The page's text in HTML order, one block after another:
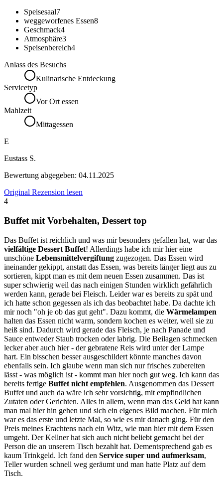
Speisesaal7
weggeworfenes Essen8
Geschmack4
Atmosphäre3
Speisenbereich4
Anlass des Besuchs
Kulinarische Entdeckung
Servicetyp
Vor Ort essen
Mahlzeit
Mittagessen
E
Eustass S.
Bewertung abgegeben: 04.11.2025
Original Rezension lesen
4
Buffet mit Vorbehalten, Dessert top
Das Buffet ist reichlich und was mir besonders gefallen hat, war das
vielfältige Dessert Buffet! Allerdings habe ich mir hier eine
unschöne Lebensmittelvergiftung zugezogen. Das Essen wird
ineinander gekippt, anstatt das Essen, was bereits länger liegt aus zu
sortieren, kippt man es mit dem neuen Essen zusammen. Das ist
super schwierig weil das nach einigen Stunden wirklich gefährlich
werden kann, gerade bei Fleisch. Leider war es bereits zu spät und
ich hatte schon gegessen als ich das beobachtet habe. Da dachte ich
mir noch "oh je ob das gut geht". Dazu kommt, die Wärmelampen
halten das Essen nicht warm, sondern kochen es weiter, weil sie zu
heiß sind. Dadurch wird gerade das Fleisch, je nach Panade und
Sauce entweder Staub trocken oder labrig. Die Beilagen schmecken
lecker aber auch hier - der gebratene Reis wird unter der Lampe
hart. Ein bisschen besser ausgeschildert könnte manches davon
ebenfalls sein. Ich glaube wenn man sich nur frisches zubereiten
lässt - was möglich ist - kommt man hier noch gut weg. Ich kann das
bereits fertige Buffet nicht empfehlen. Ausgenommen das Dessert
Buffet und auch da wäre ich sehr vorsichtig, mit empfindlichen
Zutaten oder Gerichten. Alles in allem, wenn man das Geld hat kann
man mal hier hin gehen und sich ein eigenes Bild machen. Für mich
war es das erste und letzte Mal, so wie es mir danach ging. Für den
Preis meines Erachtens nach ein Witz, wie man hier mit dem Essen
umgeht. Der Kellner hat sich auch nicht beliebt gemacht bei der
Person die an unserem Tisch bezahlt hat. Dementsprechend gab es
kaum Trinkgeld. Ich fand den Service super und aufmerksam,
Teller wurden schnell weg geräumt und man hatte Platz auf dem
Tisch.